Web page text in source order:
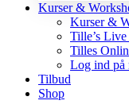
Kurser &
Kurser &
Tille’s
Tilles
Log ind på
Tilbud
Shop